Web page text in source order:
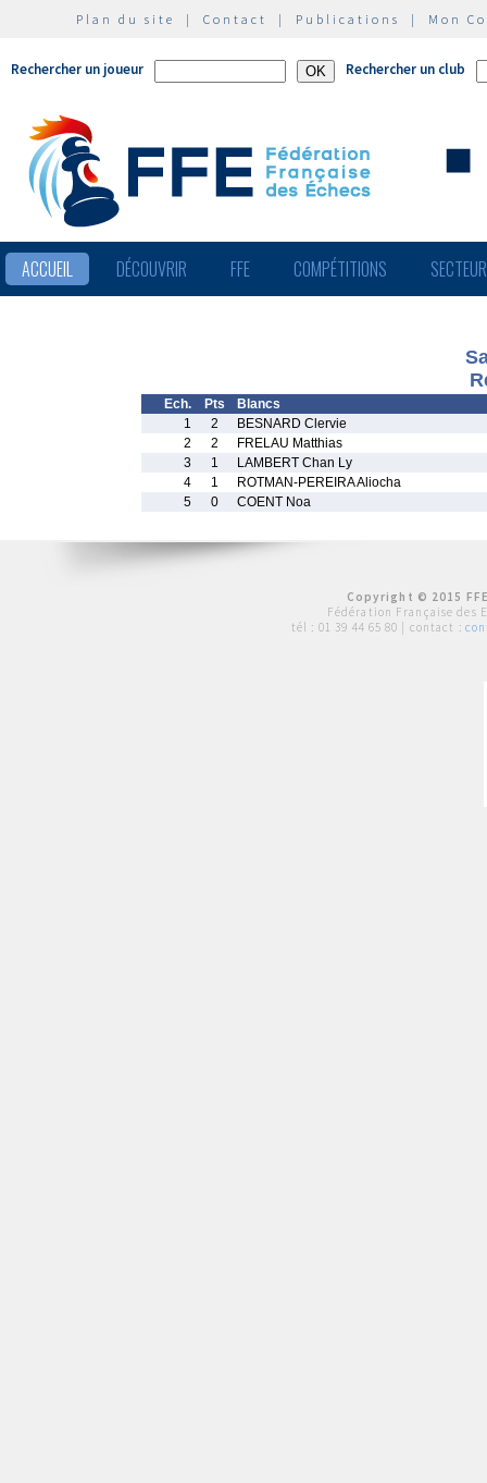
Plan du site | Contact | Publications | Mon
Rechercher un joueur Rechercher un club
ACCUEIL DÉCOUVRIR FFE COMPÉTITIONS
Ech. Pts
Blancs
1
2
BESNARD Clervie
2
2
FRELAU Matthias
3
1
LAMBERT Chan Ly
4
1
ROTMAN-PEREIRA Aliocha
5
0 COENT Noa
Copyright © 2015
Fédération Française des
tél : 01 39 44 65 80 | contact :